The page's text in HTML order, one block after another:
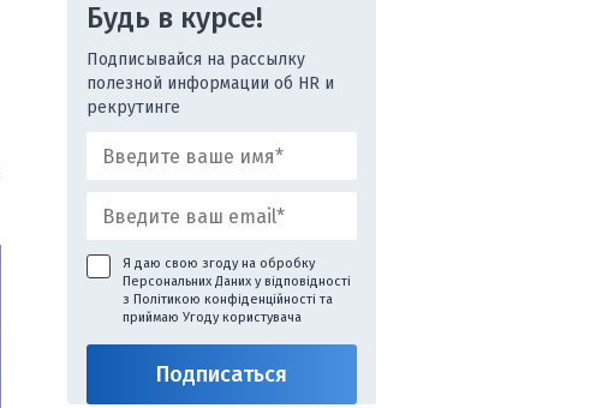
Будь в курсе!
Подписывайся на рассылку
полезной информации об HR и
рекрутинге
Я даю свою згоду на обробку
Персональних Даних у відповідності
з Політикою конфіденційності та
приймаю Угоду користувача